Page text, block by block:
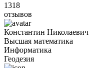
1318
отзывов
Константин Николаевич
Высшая математика
Информатика
Геодезия